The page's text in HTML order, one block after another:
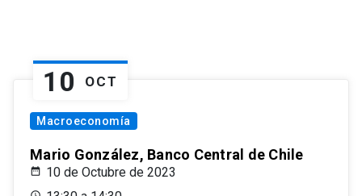
10 OCT
Macroeconomía
Mario González, Banco Central de Chile
10 de Octubre de 2023